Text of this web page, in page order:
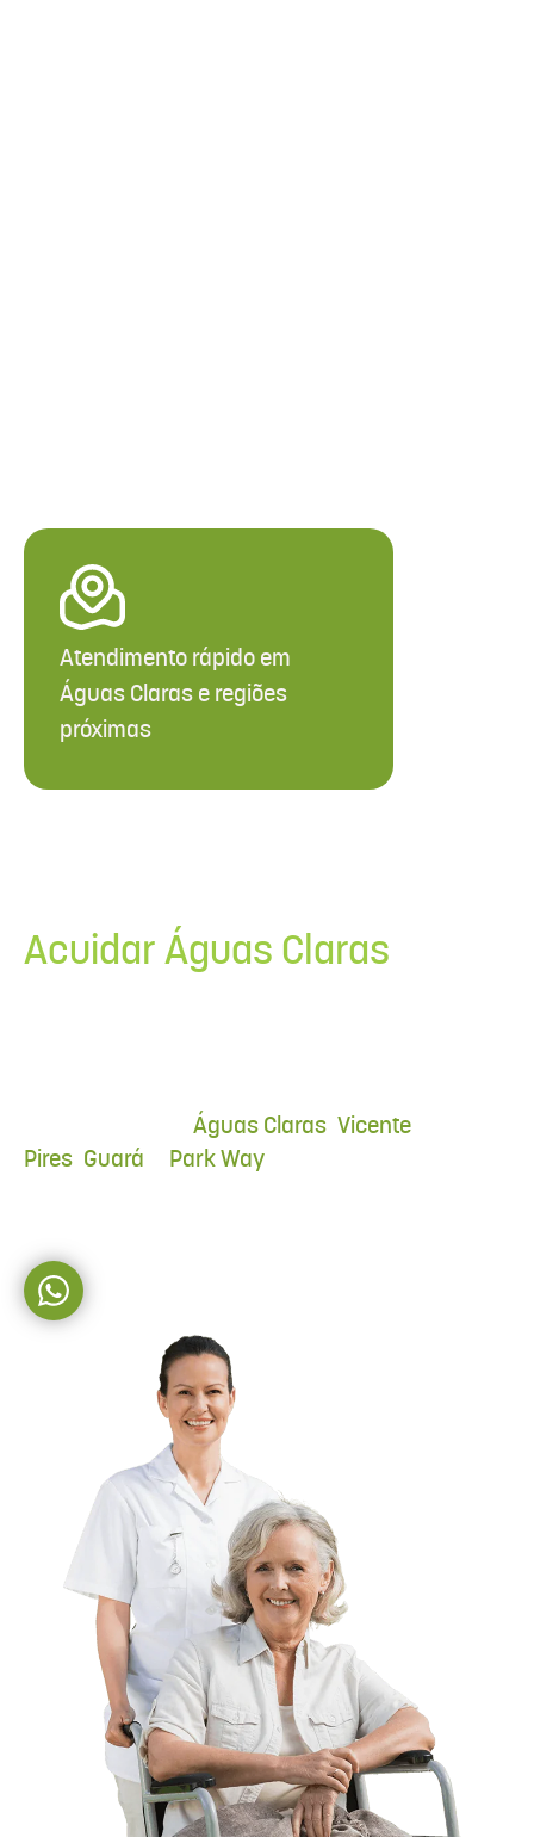
Atendimento rápido em
Águas Claras e regiões
próximas
Fale com a
Acuidar Águas Claras
Águas Claras Vicente
Pires Guará Park Way